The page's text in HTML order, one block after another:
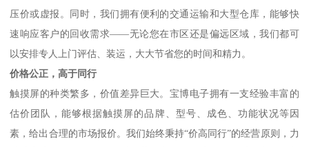
压价或虚报。同时，我们拥有便利的交通运输和大型仓库，能够快
速响应客户的回收需求——无论您在市区还是偏远区域，我们都可
以安排专人上门评估、装运，大大节省您的时间和精力。
价格公正，高于同行
触摸屏的种类繁多，价值差异巨大。宝博电子拥有一支经验丰富的
估价团队，能够根据触摸屏的品牌、型号、成色、功能状况等因
素，给出合理的市场报价。我们始终秉持“价高同行”的经营原则，力